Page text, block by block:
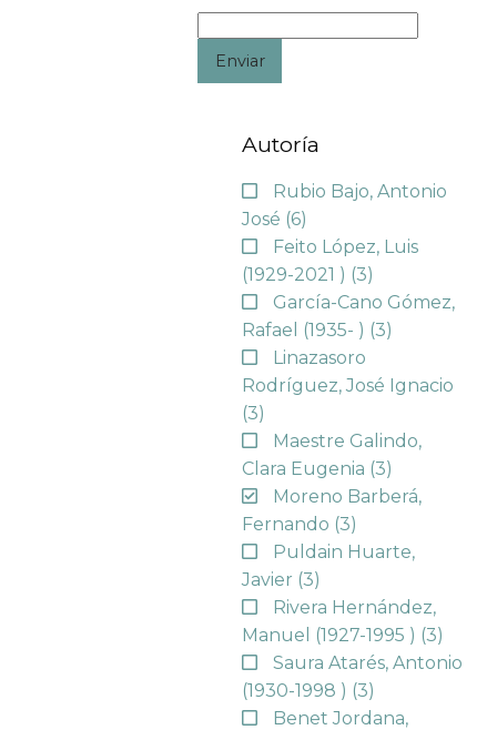
Enviar
Autoría
Rubio Bajo, Antonio
José (6)
Feito López, Luis
(1929-2021 ) (3)
García-Cano Gómez,
Rafael (1935- ) (3)
Linazasoro
Rodríguez, José Ignacio
(3)
Maestre Galindo,
Clara Eugenia (3)
Moreno Barberá,
Fernando (3)
Puldain Huarte,
Javier (3)
Rivera Hernández,
Manuel (1927-1995 ) (3)
Saura Atarés, Antonio
(1930-1998 ) (3)
Benet Jordana,